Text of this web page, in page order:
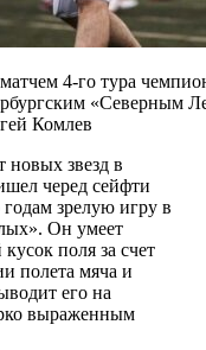
4-го тура
«Северным
Комлев
новых звезд в
черед сейфти
зрелую игру в
Он умеет
поля за счет
полета мяча и
его на
выраженным